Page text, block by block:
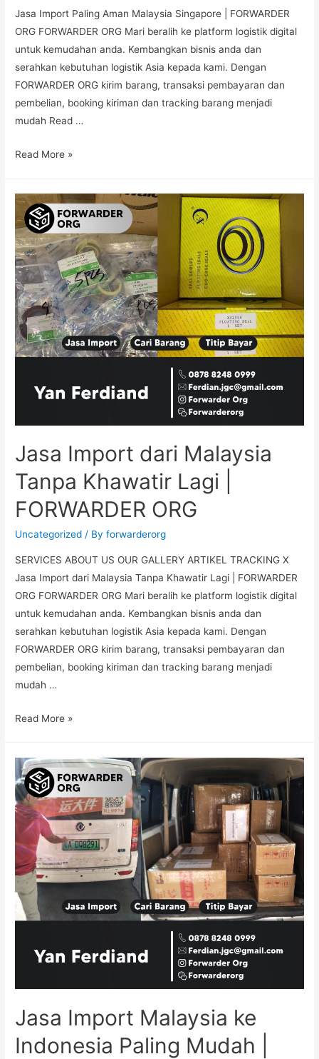
Jasa Import Paling Aman Malaysia Singapore | FORWARDER
ORG FORWARDER ORG Mari beralih ke platform logistik digital
untuk kemudahan anda. Kembangkan bisnis anda dan
serahkan kebutuhan logistik Asia kepada kami. Dengan
FORWARDER ORG kirim barang, transaksi pembayaran dan
pembelian, booking kiriman dan tracking barang menjadi
mudah Read …
Read More »
Jasa Import dari Malaysia
Tanpa Khawatir Lagi |
FORWARDER ORG
Uncategorized / Byforwarderorg
SERVICES ABOUT US OUR GALLERY ARTIKEL TRACKING X
Jasa Import dari Malaysia Tanpa Khawatir Lagi | FORWARDER
ORG FORWARDER ORG Mari beralih ke platform logistik digital
untuk kemudahan anda. Kembangkan bisnis anda dan
serahkan kebutuhan logistik Asia kepada kami. Dengan
FORWARDER ORG kirim barang, transaksi pembayaran dan
pembelian, booking kiriman dan tracking barang menjadi
mudah …
Read More »
Jasa Import Malaysia ke
Indonesia Paling Mudah |